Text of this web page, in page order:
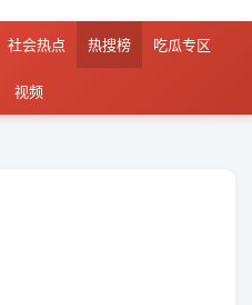
社会热点 热搜榜 吃瓜专区
视频